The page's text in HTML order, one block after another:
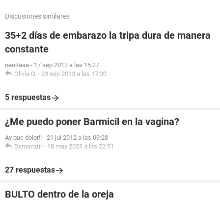
Discusiones similares
35+2 días de embarazo la tripa dura de manera
constante
nenitaaa - 17 sep 2013 a las 15:27
Olivia.O. - 23 sep 2013 a las 17:30
5 respuestas
¿Me puedo poner Barmicil en la vagina?
Ay que dolor!! - 21 jul 2012 a las 09:28
Dr.manzur - 18 may 2023 a las 22:51
27 respuestas
BULTO dentro de la oreja